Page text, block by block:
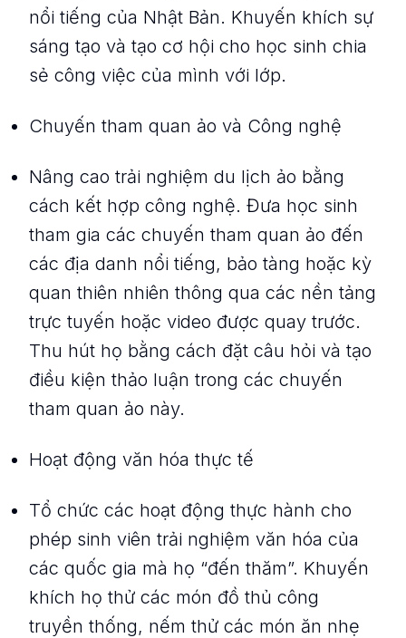
nổi tiếng của Nhật Bản. Khuyến khích sự
sáng tạo và tạo cơ hội cho học sinh chia
sẻ công việc của mình với lớp.
Chuyến tham quan ảo và Công nghệ
Nâng cao trải nghiệm du lịch ảo bằng
cách kết hợp công nghệ. Đưa học sinh
tham gia các chuyến tham quan ảo đến
các địa danh nổi tiếng, bảo tàng hoặc kỳ
quan thiên nhiên thông qua các nền tảng
trực tuyến hoặc video được quay trước.
Thu hút họ bằng cách đặt câu hỏi và tạo
điều kiện thảo luận trong các chuyến
tham quan ảo này.
Hoạt động văn hóa thực tế
Tổ chức các hoạt động thực hành cho
phép sinh viên trải nghiệm văn hóa của
các quốc gia mà họ “đến thăm”. Khuyến
khích họ thử các món đồ thủ công
truyền thống, nếm thử các món ăn nhẹ